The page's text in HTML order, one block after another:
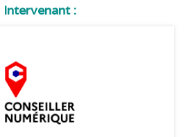
Intervenant :